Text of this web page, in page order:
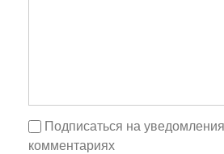
Подписаться на
комментариях